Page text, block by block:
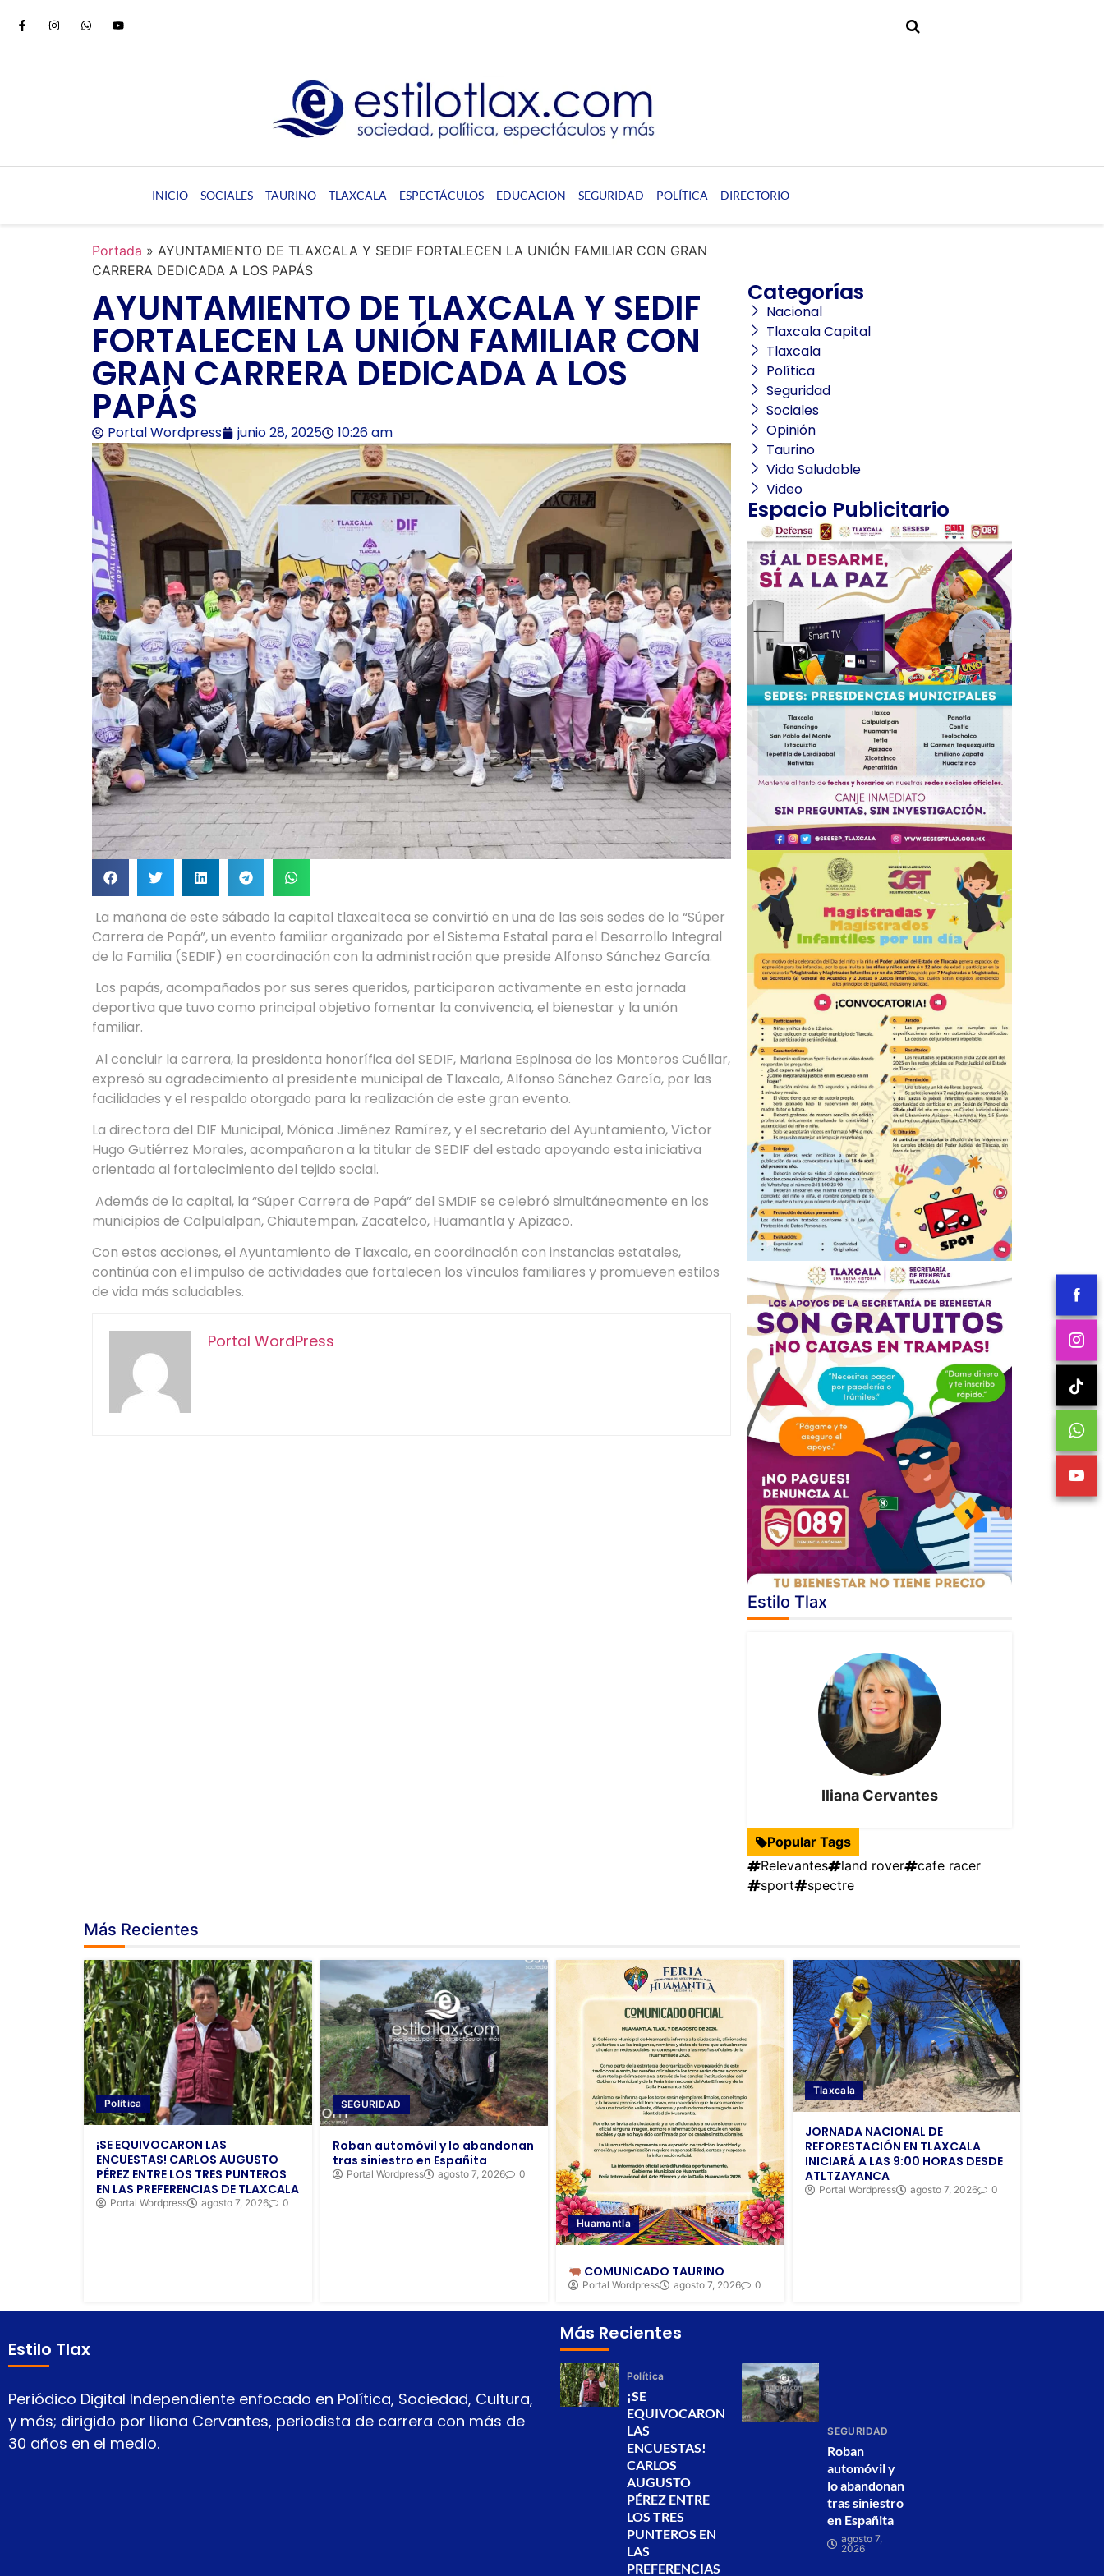
INICIO SOCIALES TAURINO TLAXCALA ESPECTÁCULOS EDUCACION SEGURIDAD POLÍTICA DIRECTORIO
Portada » AYUNTAMIENTO DE TLAXCALA Y SEDIF FORTALECEN LA UNIÓN FAMILIAR CON GRAN
CARRERA DEDICADA A LOS PAPÁS
AYUNTAMIENTO DE TLAXCALA Y SEDIF
FORTALECEN LA UNIÓN FAMILIAR CON
GRAN CARRERA DEDICADA A LOS
PAPÁS
Portal Wordpress junio 28, 2025 10:26 am
La mañana de este sábado la capital tlaxcalteca se convirtió en una de las seis sedes de la “Súper
Carrera de Papá”, un evento familiar organizado por el Sistema Estatal para el Desarrollo Integral
de la Familia (SEDIF) en coordinación con la administración que preside Alfonso Sánchez García.
Los papás, acompañados por sus seres queridos, participaron activamente en esta jornada
deportiva que tuvo como principal objetivo fomentar la convivencia, el bienestar y la unión
familiar.
Al concluir la carrera, la presidenta honorífica del SEDIF, Mariana Espinosa de los Monteros Cuéllar,
expresó su agradecimiento al presidente municipal de Tlaxcala, Alfonso Sánchez García, por las
facilidades y el respaldo otorgado para la realización de este gran evento.
La directora del DIF Municipal, Mónica Jiménez Ramírez, y el secretario del Ayuntamiento, Víctor
Hugo Gutiérrez Morales, acompañaron a la titular de SEDIF del estado apoyando esta iniciativa
orientada al fortalecimiento del tejido social.
Además de la capital, la “Súper Carrera de Papá” del SMDIF se celebró simultáneamente en los
municipios de Calpulalpan, Chiautempan, Zacatelco, Huamantla y Apizaco.
Con estas acciones, el Ayuntamiento de Tlaxcala, en coordinación con instancias estatales,
continúa con el impulso de actividades que fortalecen los vínculos familiares y promueven estilos
de vida más saludables.
Portal WordPress
Categorías
Nacional
Tlaxcala Capital
Tlaxcala
Política
Seguridad
Sociales
Opinión
Taurino
Vida Saludable
Video
Espacio Publicitario
Estilo Tlax
Iliana Cervantes
Popular Tags
Relevantes
land rover
cafe racer
sport
spectre
Más Recientes
Política
¡SE EQUIVOCARON LAS
ENCUESTAS! CARLOS AUGUSTO
PÉREZ ENTRE LOS TRES PUNTEROS
EN LAS PREFERENCIAS DE TLAXCALA
Portal Wordpress agosto 7, 2026 0
SEGURIDAD
Roban automóvil y lo abandonan
tras siniestro en Españita
Portal Wordpress agosto 7, 2026 0
Huamantla
COMUNICADO TAURINO
Portal Wordpress agosto 7, 2026 0
Tlaxcala
JORNADA NACIONAL DE
REFORESTACIÓN EN TLAXCALA
INICIARÁ A LAS 9:00 HORAS DESDE
ATLTZAYANCA
Portal Wordpress agosto 7, 2026 0
Estilo Tlax
Periódico Digital Independiente enfocado en Política, Sociedad, Cultura,
y más; dirigido por Iliana Cervantes, periodista de carrera con más de
30 años en el medio.
Más Recientes
Política
¡SE
EQUIVOCARON
LAS
ENCUESTAS!
CARLOS
AUGUSTO
PÉREZ ENTRE
LOS TRES
PUNTEROS EN
LAS
PREFERENCIAS
SEGURIDAD
Roban
automóvil y
lo abandonan
tras siniestro
en Españita
agosto 7,
2026